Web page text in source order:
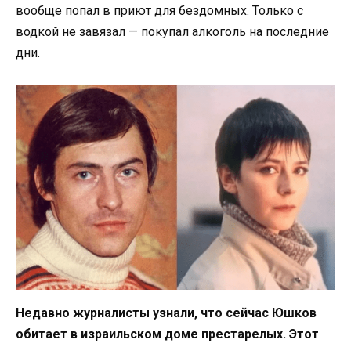
вообще попал в приют для бездомных. Только с
водкой не завязал — покупал алкоголь на последние
дни.
Недавно журналисты узнали, что сейчас Юшков
обитает в израильском доме престарелых. Этот